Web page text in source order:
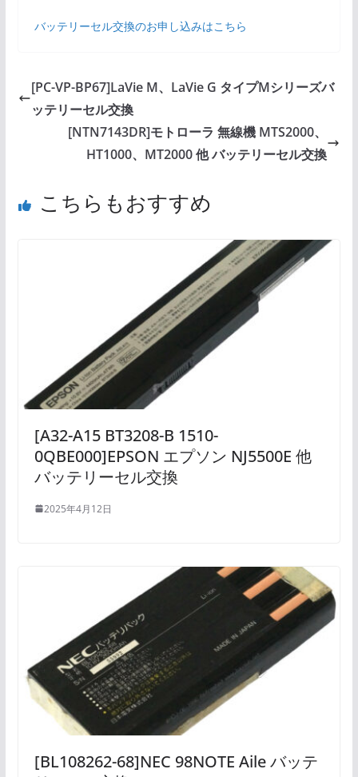
バッテリーセル交換のお申し込みはこちら
[PC-VP-BP67]LaVie M、LaVie G タイプMシリーズバ
ッテリーセル交換
[NTN7143DR]モトローラ 無線機 MTS2000、
HT1000、MT2000 他 バッテリーセル交換
こちらもおすすめ
[A32-A15 BT3208-B 1510-
0QBE000]EPSON エプソン NJ5500E 他
バッテリーセル交換
2025年4月12日
[BL108262-68]NEC 98NOTE Aile バッテ